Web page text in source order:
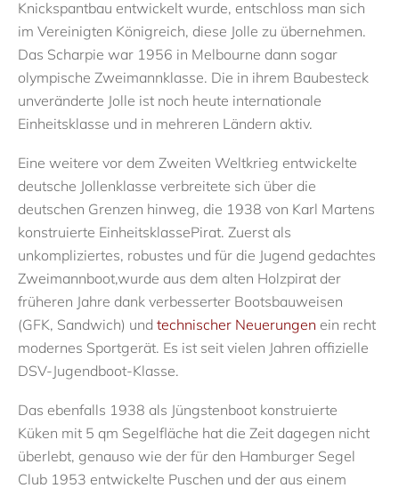
Knickspantbau entwickeltwurde, entschloss man sich
imVereinigten Königreich, diese Jolle zu übernehmen.
Das Scharpiewar 1956 in Melbourne dann sogar
olympische Zweimannklasse. Die in ihrem Baubesteck
unveränderte Jolle ist noch heute internationale
Einheitsklasse und in mehreren Ländern aktiv.
Eine weitere vor dem Zweiten Weltkrieg entwickelte
deutsche Jollenklasseverbreitete sich über die
deutschen Grenzen hinweg, die 1938 von Karl Martens
konstruierte EinheitsklassePirat.Zuerst als
unkompliziertes, robustes und für die Jugend gedachtes
Zweimannboot,wurde aus dem alten Holzpirat der
früheren Jahre dank verbesserter Bootsbauweisen
(GFK, Sandwich) undtechnischer Neuerungen ein recht
modernes Sportgerät. Es ist seit vielen Jahren offizielle
DSV-Jugendboot-Klasse.
Das ebenfalls 1938 als Jüngstenboot konstruierte
Küken mit 5 qm Segelfläche hat die Zeit dagegen nicht
überlebt, genauso wie der für den Hamburger Segel
Club 1953 entwickelte Puschen und der aus einem